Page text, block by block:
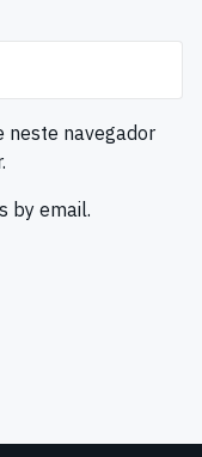
neste navegador
by email.